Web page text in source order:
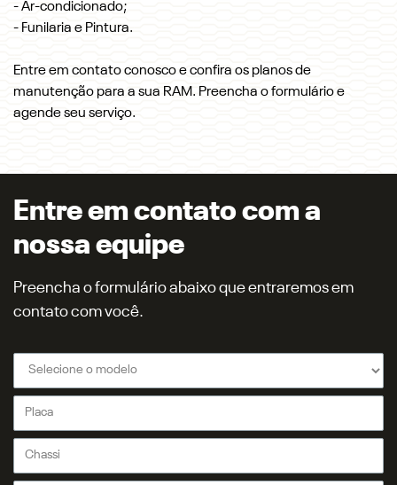
- Ar-condicionado;
- Funilaria e Pintura.
Entre em contato conosco e confira os planos de
manutenção para a sua RAM. Preencha o formulário e
agende seu serviço.
Entre em contato com a
nossa equipe
Preencha o formulário abaixo que entraremos em
contato com você.